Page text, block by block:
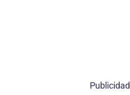
Publicidad